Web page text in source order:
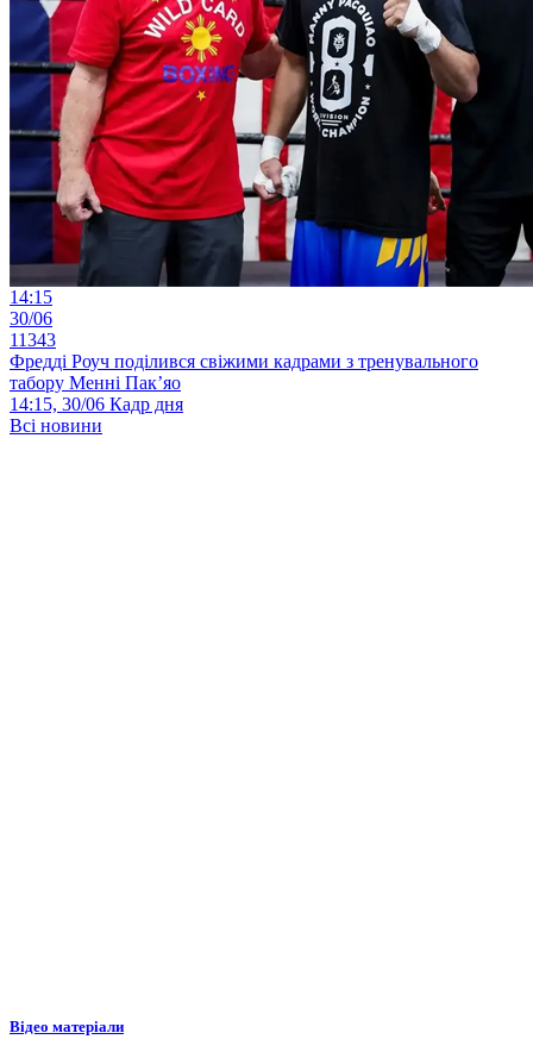
14:15
30/06
11343
Фредді Роуч поділився свіжими кадрами з тренувального
табору Менні Пак’яо
14:15, 30/06 Кадр дня
Всі новини
Відео матеріали